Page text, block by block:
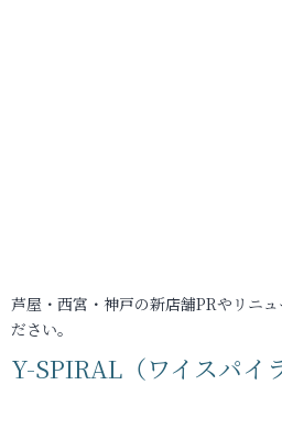
芦屋・西宮・神戸の新店舗PRやリニ
ださい。
Y-SPIRAL（ワイスパイ